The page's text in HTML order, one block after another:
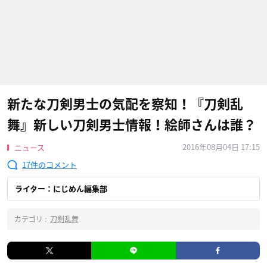
新たな刀剣男士の気配を察知！『刀剣乱
舞』新しい刀剣男士情報！絵師さんは誰？
ニュース
2016年08月04日 17:15
17
ライター：にじめん編集部
カテゴリ : 刀剣乱舞